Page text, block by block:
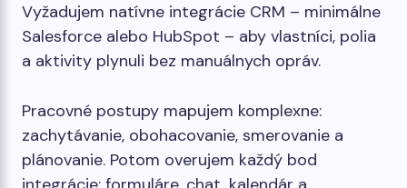
Vyžadujem natívne integrácie CRM – minimálne
Salesforce alebo HubSpot – aby vlastníci, polia
a aktivity plynuli bez manuálnych opráv.
Pracovné postupy mapujem komplexne:
zachytávanie, obohacovanie, smerovanie a
plánovanie. Potom overujem každý bod